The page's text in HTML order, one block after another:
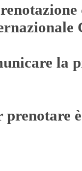
la
prenotare